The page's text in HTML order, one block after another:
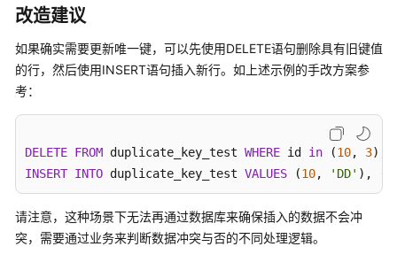
SQL
语
句
换
配
管
理
改造建议
如果确实需要更新唯一键，可以先使用DELETE语句删除具有旧键值
的行，然后使用INSERT语句插入新行。如上述示例的手改方案参
考：
DELETE FROM duplicate_key_test WHERE id in (10, 3
INSERT INTO duplicate_key_test VALUES (10, 'DD' ), (
请注意，这种场景下无法再通过数据库来确保插入的数据不会冲
突，需要通过业务来判断数据冲突与否的不同处理逻辑。